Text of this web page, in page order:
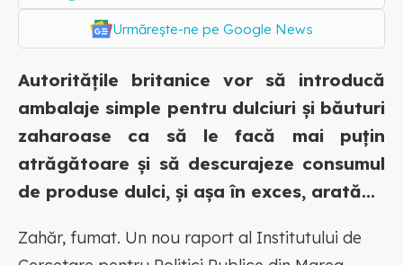
Urmărește-ne pe Google News
Autoritățile britanice vor să introducă
ambalaje simple pentru dulciuri și băuturi
zaharoase ca să le facă mai puțin
atrăgătoare și să descurajeze consumul
de produse dulci, și așa în exces, arată...
Zahăr, fumat. Un nou raport al Institutului de